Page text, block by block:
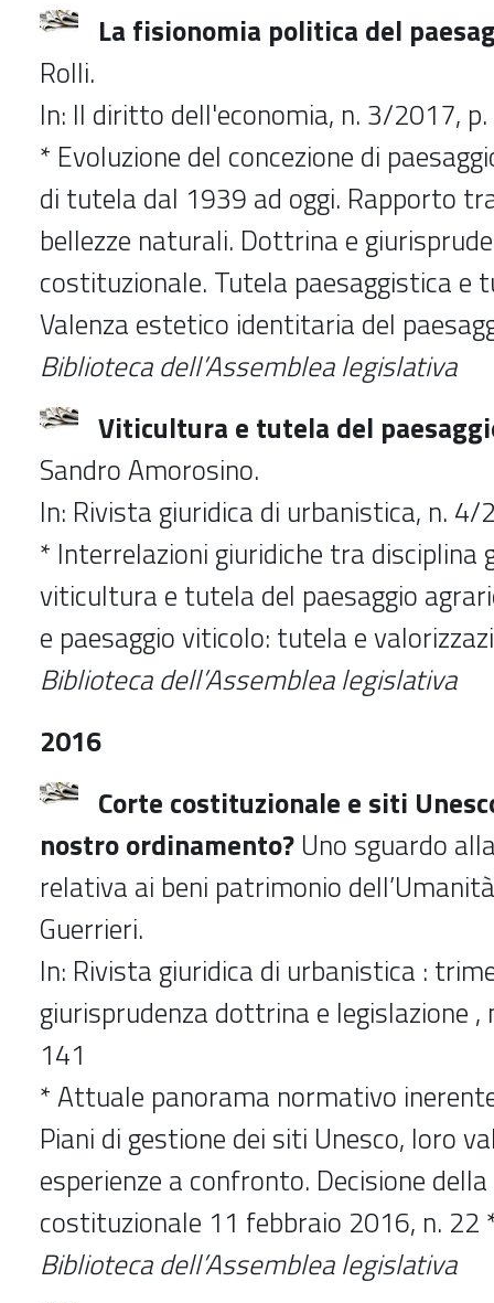
La fisionomia politica del
Rolli.
In: Il diritto dell'economia, n. 3/2017,
* Evoluzione del concezione di
di tutela dal 1939 ad oggi. Rapporto
bellezze naturali. Dottrina e
costituzionale. Tutela paesaggistica e
Valenza estetico identitaria del
Biblioteca dell’Assemblea legislativa
Viticultura e tutela del
Sandro Amorosino.
In: Rivista giuridica di urbanistica, n.
* Interrelazioni giuridiche tra disciplina
viticultura e tutela del paesaggio
e paesaggio viticolo: tutela e
Biblioteca dell’Assemblea legislativa
2016
Corte costituzionale e siti
nostro ordinamento? Uno sguardo
relativa ai beni patrimonio
Guerrieri.
In: Rivista giuridica di urbanistica :
giurisprudenza dottrina e legislazione
141
* Attuale panorama normativo
Piani di gestione dei siti Unesco, loro
esperienze a confronto. Decisione
costituzionale 11 febbraio 2016, n. 22
Biblioteca dell’Assemblea legislativa